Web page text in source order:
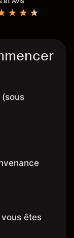
êtes